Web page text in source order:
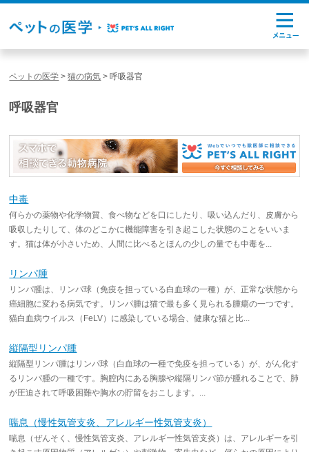
ペットの医学 >猫の病気 >呼吸器官
呼吸器官
中毒
何らかの薬物や化学物質、食べ物などを口にしたり、吸い込んだり、皮膚から
吸収したりして、体のどこかに機能障害を引き起こした状態のことをいいま
す。猫は体が小さいため、人間に比べるとほんの少しの量でも中毒を...
リンパ腫
リンパ腫は、リンパ球（免疫を担っている白血球の一種）が、正常な状態から
癌細胞に変わる病気です。リンパ腫は猫で最も多く見られる腫瘍の一つです。
猫白血病ウイルス（FeLV）に感染している場合、健康な猫と比...
縦隔型リンパ腫
縦隔型リンパ腫はリンパ球（白血球の一種で免疫を担っている）が、がん化す
るリンパ腫の一種です。胸腔内にある胸腺や縦隔リンパ節が腫れることで、肺
が圧迫されて呼吸困難や胸水の貯留をおこします。...
喘息（慢性気管支炎、アレルギー性気管支炎）
喘息（ぜんそく、慢性気管支炎、アレルギー性気管支炎）は、アレルギーを引